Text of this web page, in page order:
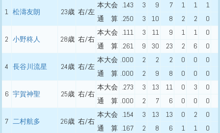
1 松濤友朗 23歳 右/左
本大会 .143 3 9 7 1 1 1
通 算 .250 3 10 8 2 2 0
2 小野柊人 28歳 右/右
本大会 .111 3 11 9 1 1 0
通 算 .261 9 30 23 2 6 0
4 長谷川流星 24歳 右/左
本大会 .000 2 2 2 0 0 0
通 算 .000 2 9 8 0 0 0
6 宇賀神聖 25歳 右/右
本大会 .273 3 13 11 0 3 0
通 算 .000 2 7 6 0 0 0
7 二村航多 26歳 右/右
本大会 .154 3 13 13 0 2 0
通 算 .167 2 8 6 1 1 0